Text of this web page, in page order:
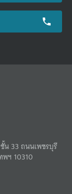
น 33 ถนนเพชรบุรี
พฯ 10310